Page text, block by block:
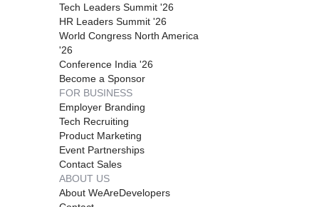
Tech Leaders Summit '26
HR Leaders Summit '26
World Congress North America
'26
Conference India '26
Become a Sponsor
FOR BUSINESS
Employer Branding
Tech Recruiting
Product Marketing
Event Partnerships
Contact Sales
ABOUT US
About WeAreDevelopers